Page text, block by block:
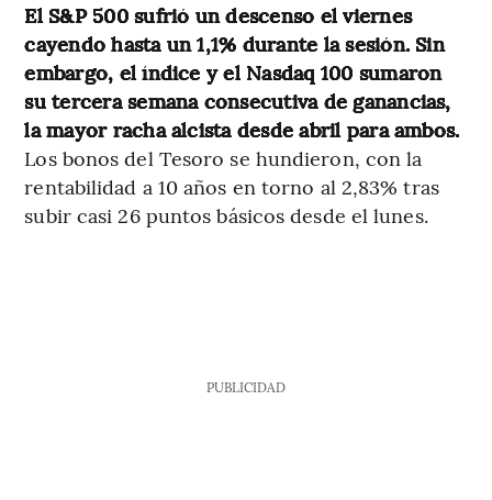
El S&P 500 sufrió un descenso el viernes
cayendo hasta un 1,1% durante la sesión. Sin
embargo, el índice y el Nasdaq 100 sumaron
su tercera semana consecutiva de ganancias,
la mayor racha alcista desde abril para ambos.
Los bonos del Tesoro se hundieron, con la
rentabilidad a 10 años en torno al 2,83% tras
subir casi 26 puntos básicos desde el lunes.
PUBLICIDAD